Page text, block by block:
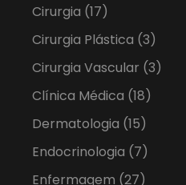
Cirurgia (17)
Cirurgia Plástica (3)
Cirurgia Vascular (3)
Clínica Médica (18)
Dermatologia (15)
Endocrinologia (7)
Enfermagem (27)